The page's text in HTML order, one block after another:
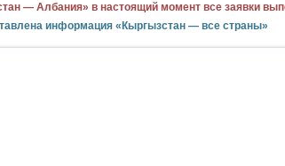
— Албания» в настоящий момент все заявки
информация «Кыргызстан — все страны»